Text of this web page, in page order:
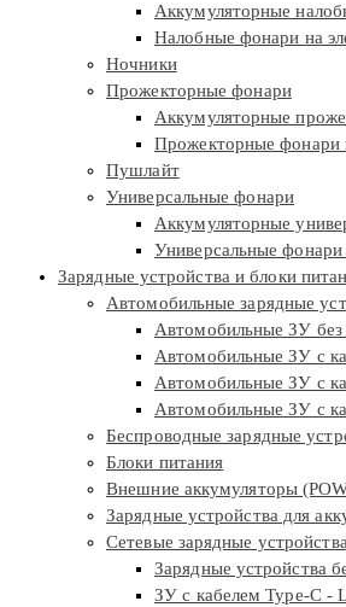
Аккумуляторные
Налобные фонари на
Ночники
Прожекторные фонари
Аккумуляторные
Прожекторные фонари
Пушлайт
Универсальные фонари
Аккумуляторные
Универсальные фонари
Зарядные устройства и блоки
Автомобильные зарядные
Автомобильные ЗУ без
Автомобильные ЗУ с
Автомобильные ЗУ с
Автомобильные ЗУ с
Беспроводные зарядные
Блоки питания
Внешние аккумуляторы
Зарядные устройства для
Сетевые зарядные
Зарядные устройства
ЗУ с кабелем Type-C -